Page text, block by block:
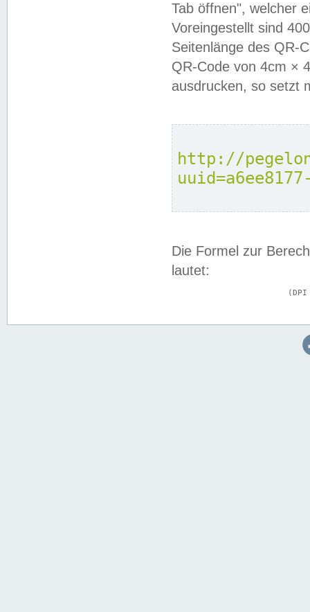
Tab öffnen", welcher
Voreingestellt sind
Seitenlänge des QR-
QR-Code von 4cm ×
ausdrucken, so setzt
http://
Die Formel zur
lautet: